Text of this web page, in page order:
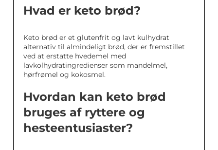
Hvad er keto brød?
Keto brød er et glutenfrit og lavt kulhydrat
alternativ til almindeligt brød, der er fremstillet
ved at erstatte hvedemel med
lavkolhydratingredienser som mandelmel,
hørfrømel og kokosmel.
Hvordan kan keto brød
bruges af ryttere og
hesteentusiaster?